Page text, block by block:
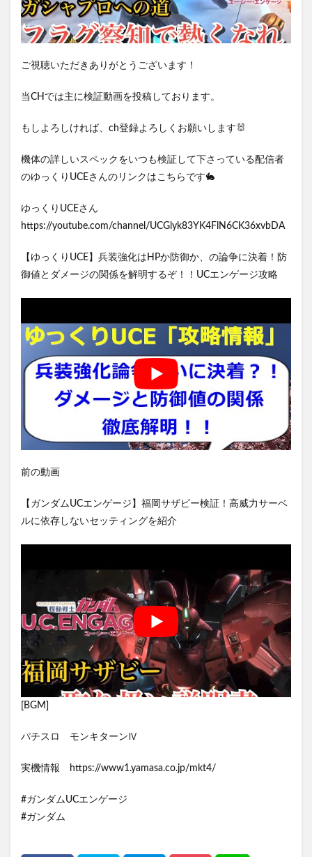
ご視聴いただきありがとうございます！
当CHでは主に検証動画を投稿しております。
もしよろしければ、ch登録よろしくお願いします🐰
機体の詳しいスペックをいつも検証して下さっている配信者
のゆっくりUCEさんのリンクはこちらです🐇
ゆっくりUCEさん
https://youtube.com/channel/UCGlyk83YK4FlN6CK36xvbDA
【ゆっくりUCE】兵装強化はHPか防御か、の論争に決着！防
御値とダメージの関係を解明するぞ！！UCエンゲージ攻略
前の動画
【ガンダムUCエンゲージ】福岡サザビー検証！高威力サーベ
ルに依存しないセッティングを紹介
[BGM]
パチスロ モンキターンⅣ
実機情報 https://www1.yamasa.co.jp/mkt4/
#ガンダムUCエンゲージ
#ガンダム